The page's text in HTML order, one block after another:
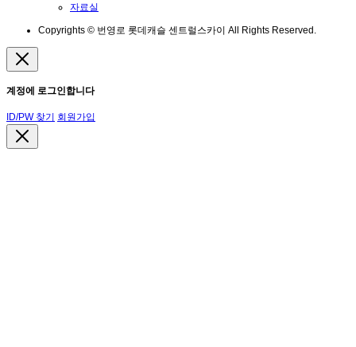
자료실
Copyrights © 번영로 롯데캐슬 센트럴스카이 All Rights Reserved.
계정에 로그인합니다
ID/PW 찾기 회원가입